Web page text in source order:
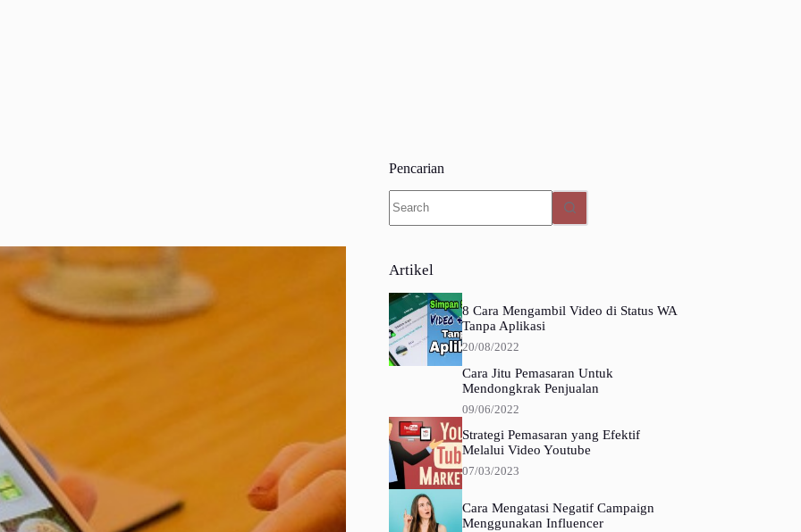
Pencarian
results
Artikel
8 Cara Mengambil Video di Status WA
Tanpa Aplikasi
20/08/2022
Cara Jitu Pemasaran Untuk
Mendongkrak Penjualan
09/06/2022
Strategi Pemasaran yang Efektif
Melalui Video Youtube
07/03/2023
Cara Mengatasi Negatif Campaign
Menggunakan Influencer